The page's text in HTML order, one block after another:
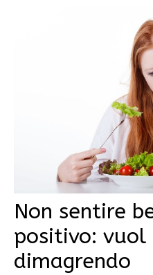
Non sentire
positivo: vuol
dimagrendo